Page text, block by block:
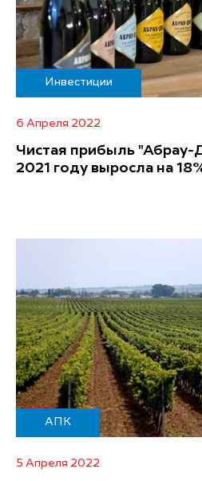
Инвестиции
6 Апреля 2022
Чистая прибыль
2021 году выросла на
АПК
5 Апреля 2022